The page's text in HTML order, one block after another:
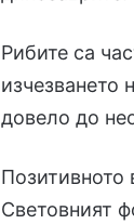
Рибите са
изчезването
довело до
Позитивното
Световният